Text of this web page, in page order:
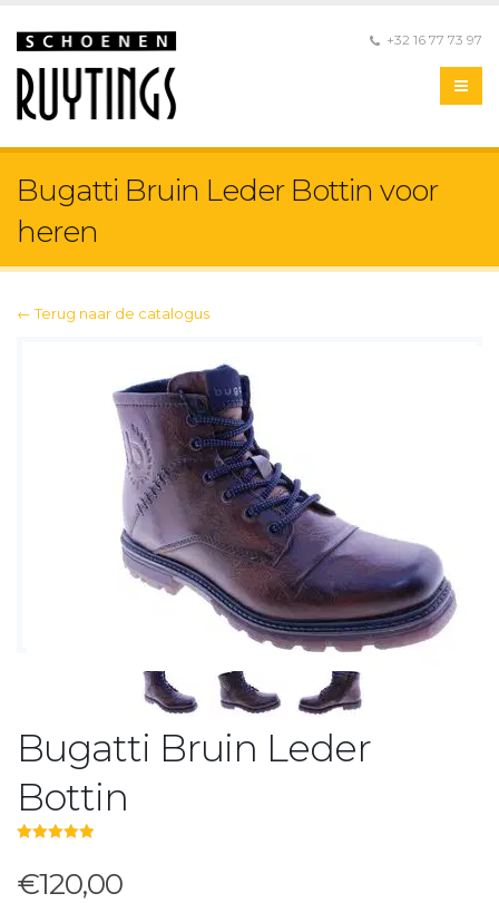
+32 16 77 73 97
Bugatti Bruin Leder Bottin voor
heren
← Terug naar de catalogus
Bugatti Bruin Leder
Bottin
€120,00